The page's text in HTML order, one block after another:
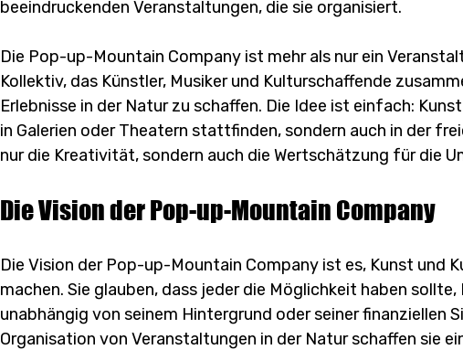
beeindruckenden Veranstaltungen, die sie organisiert.
Die Pop-up-Mountain Company ist mehr als nur ein
Kollektiv, das Künstler, Musiker und Kulturschaffende
Erlebnisse in der Natur zu schaffen. Die Idee ist einfach:
in Galerien oder Theatern stattfinden, sondern auch in der
nur die Kreativität, sondern auch die Wertschätzung für die
Die Vision der Pop-up-Mountain Company
Die Vision der Pop-up-Mountain Company ist es, Kunst und
machen. Sie glauben, dass jeder die Möglichkeit haben sollte,
unabhängig von seinem Hintergrund oder seiner finanziellen
Organisation von Veranstaltungen in der Natur schaffen sie